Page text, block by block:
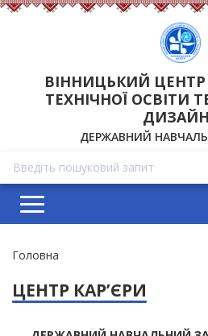
ВІННИЦЬКИЙ
ТЕХНІЧНОЇ ОСВІТИ
ДЕРЖАВНИЙ
Рядок
навіґації
Головна
ЦЕНТР КАР’ЄРИ